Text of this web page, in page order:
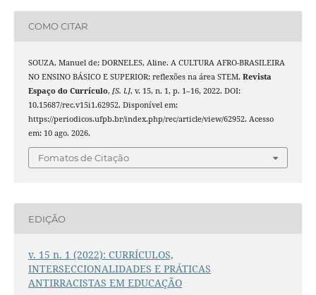
COMO CITAR
SOUZA, Manuel de; DORNELES, Aline. A CULTURA AFRO-BRASILEIRA
NO ENSINO BÁSICO E SUPERIOR: reflexões na área STEM. Revista
Espaço do Currículo, [S. l.], v. 15, n. 1, p. 1–16, 2022. DOI:
10.15687/rec.v15i1.62952. Disponível em:
https://periodicos.ufpb.br/index.php/rec/article/view/62952. Acesso
em: 10 ago. 2026.
Fomatos de Citação
EDIÇÃO
v. 15 n. 1 (2022): CURRÍCULOS,
INTERSECCIONALIDADES E PRÁTICAS
ANTIRRACISTAS EM EDUCAÇÃO